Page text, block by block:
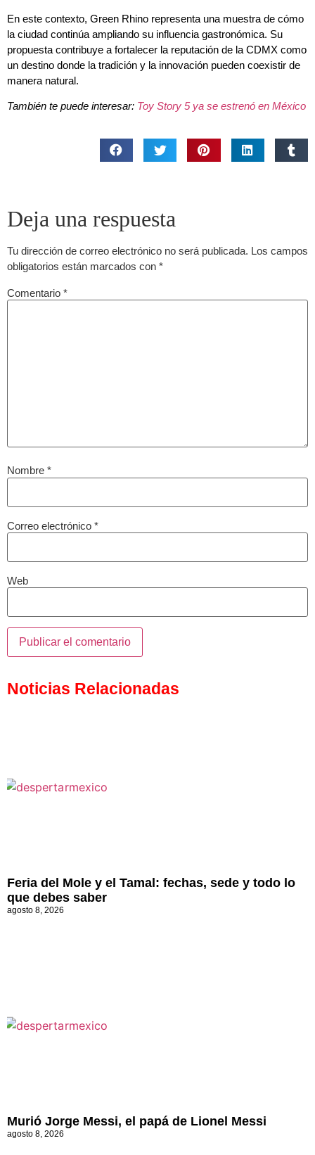
En este contexto, Green Rhino representa una muestra de cómo
la ciudad continúa ampliando su influencia gastronómica. Su
propuesta contribuye a fortalecer la reputación de la CDMX como
un destino donde la tradición y la innovación pueden coexistir de
manera natural.
También te puede interesar: Toy Story 5 ya se estrenó en México
Deja una respuesta
Tu dirección de correo electrónico no será publicada. Los campos
obligatorios están marcados con *
Comentario *
Nombre *
Correo electrónico *
Web
Noticias Relacionadas
Feria del Mole y el Tamal: fechas, sede y todo lo
que debes saber
agosto 8, 2026
Murió Jorge Messi, el papá de Lionel Messi
agosto 8, 2026